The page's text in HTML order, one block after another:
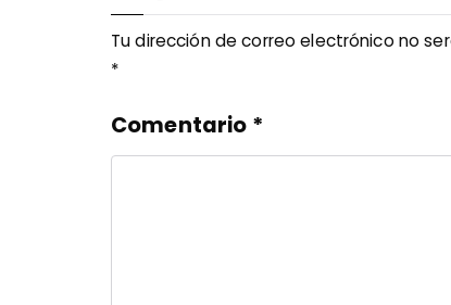
Tu dirección de correo electrónico no
*
Comentario *